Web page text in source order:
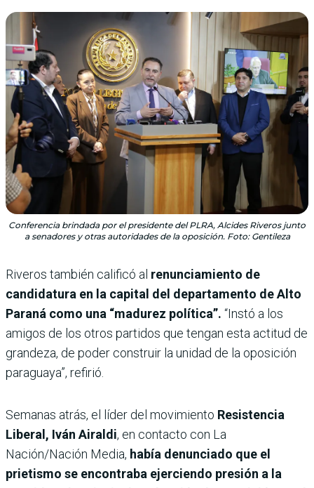
Conferencia brindada por el presidente del PLRA, Alcides Riveros junto
a senadores y otras autoridades de la oposición. Foto: Gentileza
Riveros también calificó al renunciamiento de
candidatura en la capital del departamento de Alto
Paraná como una “madurez política”. “Instó a los
amigos de los otros partidos que tengan esta actitud de
grandeza, de poder construir la unidad de la oposición
paraguaya”, refirió.
Semanas atrás, el líder del movimiento Resistencia
Liberal, Iván Airaldi, en contacto con La
Nación/Nación Media, había denunciado que el
prietismo se encontraba ejerciendo presión a la